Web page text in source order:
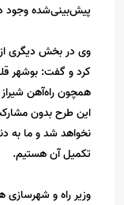
پیش‌بینی‌شده وجود
وی در بخش دیگری از
کرد و گفت: بوشهر
همچون راه‌آهن
این طرح بدون
نخواهد شد و ما به
تکمیل آن هستیم.
وزیر راه و شهرسازی